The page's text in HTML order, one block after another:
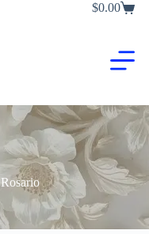
Carro
$0.00
Rosario